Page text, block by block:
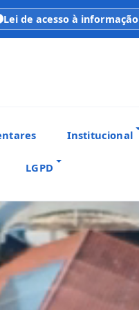
Lei de acesso à informação
Institucional
LGPD